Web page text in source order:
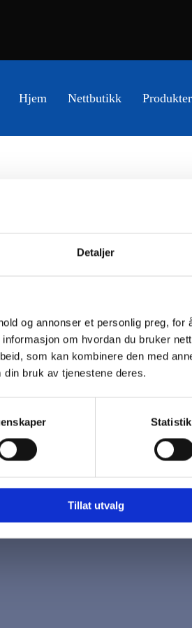
Detaljer
og annonser et personlig preg,
om hvordan du bruker
som kan kombinere den med
bruk av tjenestene deres.
Tillat utvalg
Hjem Nettbutikk Produkter